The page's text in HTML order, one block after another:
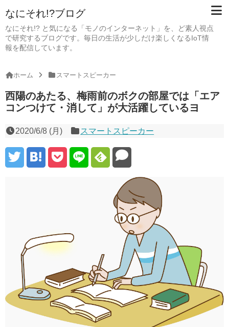
なにそれ!?ブログ
なにそれ!? と気になる「モノのインターネット」を、ど素人視点
で研究するブログです。毎日の生活が少しだけ楽しくなるIoT情
報を配信しています。
ホーム スマートスピーカー
西陽のあたる、梅雨前のボクの部屋では「エア
コンつけて・消して」が大活躍しているヨ
2020/6/8 (月) スマートスピーカー